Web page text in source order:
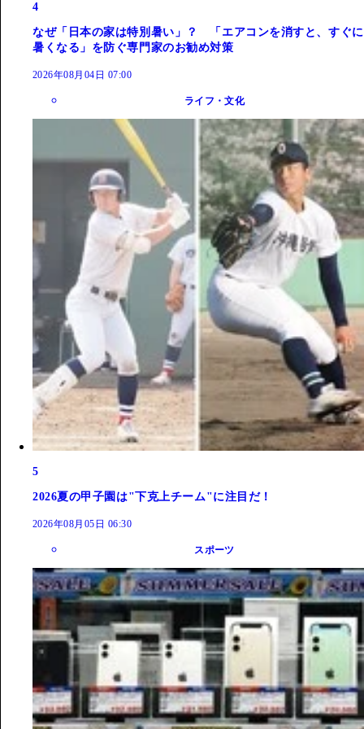
4
なぜ「日本の家は特別暑い」？ 「エアコンを消すと、すぐに
暑くなる」を防ぐ専門家のお勧め対策
2026年08月04日 07:00
ライフ・文化
5
2026夏の甲子園は"下克上チーム"に注目だ！
2026年08月05日 06:30
スポーツ